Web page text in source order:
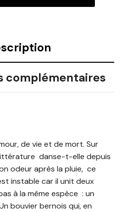
complémentaires
de vie et de mort. Sur
danse-t-elle depuis
odeur après la pluie, ce
instable car il unit deux
à la même espèce : un
bouvier bernois qui, en